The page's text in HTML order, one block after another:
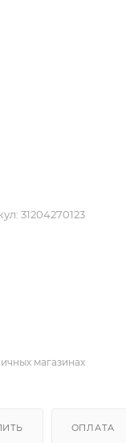
31204270123
магазинах
ОПЛАТА